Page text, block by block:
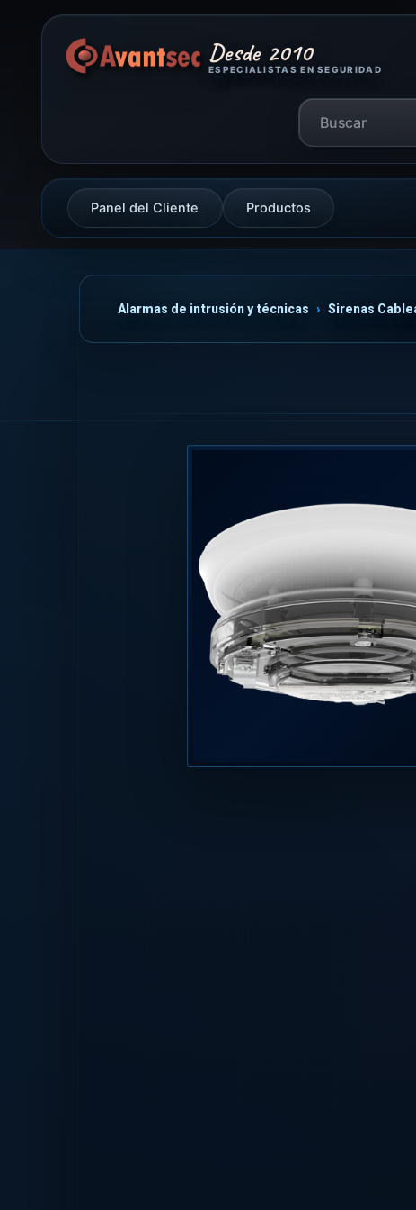
Desde 2010
ESPECIALISTAS EN SEGURIDAD
Panel del Cliente Productos
Alarmas de intrusión y técnicas Sirenas